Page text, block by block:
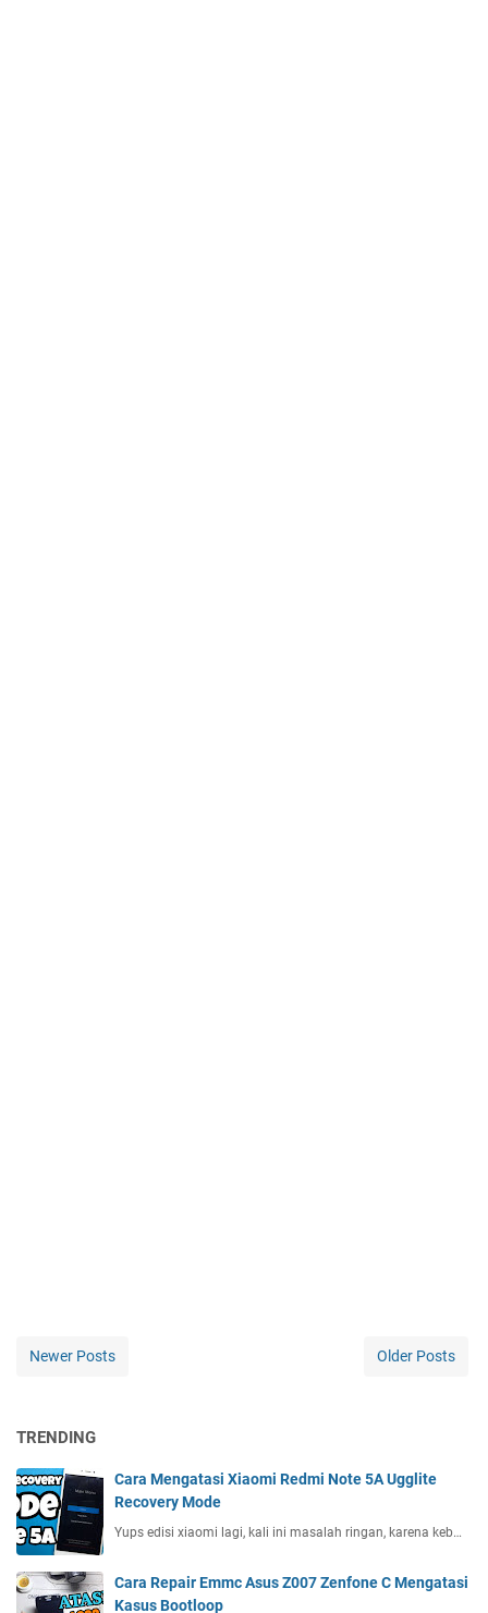
Newer Posts Older Posts
TRENDING
Cara Mengatasi Xiaomi Redmi Note 5A Ugglite
Recovery Mode
Yups edisi xiaomi lagi, kali ini masalah ringan, karena keb…
Cara Repair Emmc Asus Z007 Zenfone C Mengatasi
Kasus Bootloop